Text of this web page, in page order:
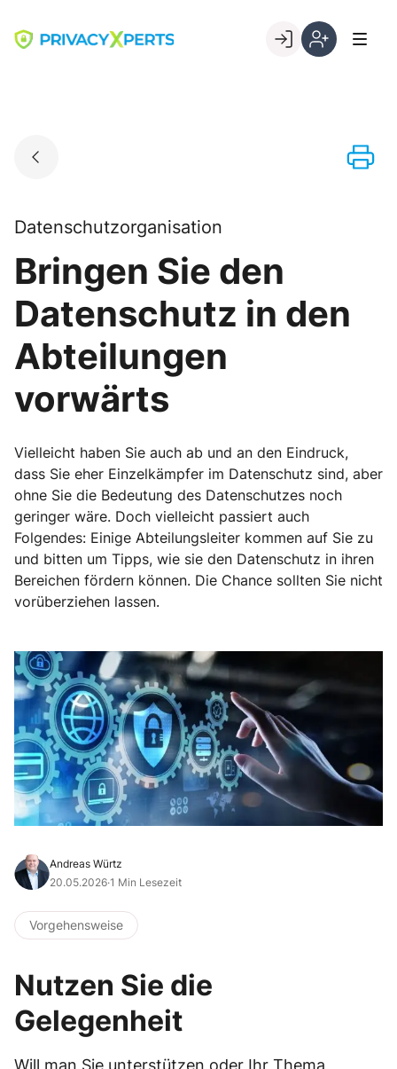
content
Go to landing page.
Datenschutzorganisation
Bringen Sie den
Datenschutz in den
Abteilungen
vorwärts
Vielleicht haben Sie auch ab und an den Eindruck,
dass Sie eher Einzelkämpfer im Datenschutz sind, aber
ohne Sie die Bedeutung des Datenschutzes noch
geringer wäre. Doch vielleicht passiert auch
Folgendes: Einige Abteilungsleiter kommen auf Sie zu
und bitten um Tipps, wie sie den Datenschutz in ihren
Bereichen fördern können. Die Chance sollten Sie nicht
vorüberziehen lassen.
Andreas Würtz
20.05.2026·1 Min Lesezeit
Vorgehensweise
Nutzen Sie die
Gelegenheit
Will man Sie unterstützen oder Ihr Thema